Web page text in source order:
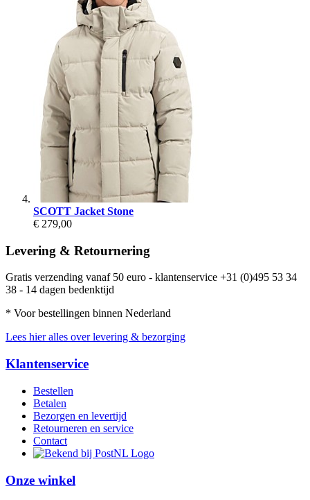
SCOTT Jacket Stone
€ 279,00
Levering & Retournering
Gratis verzending vanaf 50 euro - klantenservice +31 (0)495 53 34
38 - 14 dagen bedenktijd
* Voor bestellingen binnen Nederland
Lees hier alles over levering & bezorging
Klantenservice
Bestellen
Betalen
Bezorgen en levertijd
Retourneren en service
Contact
Onze winkel